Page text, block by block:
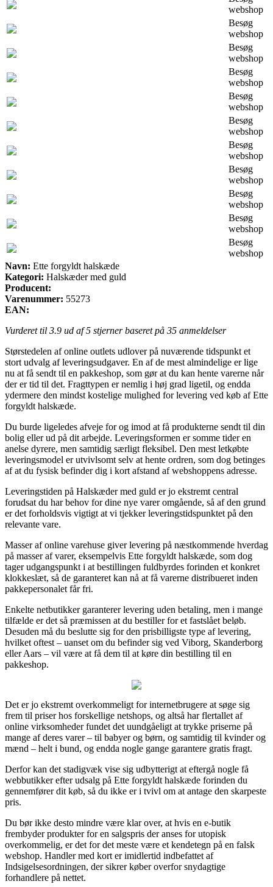
webshop
Besøg
webshop
Besøg
webshop
Besøg
webshop
Besøg
webshop
Besøg
webshop
Besøg
webshop
Besøg
webshop
Besøg
webshop
Besøg
webshop
Besøg
webshop
Navn: Ette forgyldt halskæde
Kategori: Halskæder med guld
Producent:
Varenummer: 55273
EAN:
Vurderet til 3.9 ud af 5 stjerner baseret på 35 anmeldelser
Størstedelen af online outlets udlover på nuværende tidspunkt et
stort udvalg af leveringsudgaver. En af de mest almindelige er lige
nu at få sendt til en pakkeshop, som gør at du kan hente varerne når
der er tid til det. Fragttypen er nemlig i høj grad ligetil, og endda
ydermere den mindst kostelige mulighed for levering ved køb af Ette
forgyldt halskæde.
Du burde ligeledes afveje for og imod at få produkterne sendt til din
bolig eller ud på dit arbejde. Leveringsformen er somme tider en
anelse dyrere, men samtidig særligt fleksibel. Den mest letkøbte
leveringsmodel er utvivlsomt selv at hente ordren, som dog betinges
af at du fysisk befinder dig i kort afstand af webshoppens adresse.
Leveringstiden på Halskæder med guld er jo ekstremt central
forudsat du har behov for dine nye varer omgående, så af den grund
er det forholdsvis vigtigt at vi tjekker leveringstidspunktet på den
relevante vare.
Masser af online varehuse giver levering på næstkommende hverdag
på masser af varer, eksempelvis Ette forgyldt halskæde, som dog
tager udgangspunkt i at bestillingen fuldbyrdes forinden et konkret
klokkeslæt, så de garanteret kan nå at få varerne distribueret inden
pakkepersonalet får fri.
Enkelte netbutikker garanterer levering uden betaling, men i mange
tilfælde er det så præmissen at du bestiller for et fastslået beløb.
Desuden må du beslutte sig for den prisbilligste type af levering,
hvilket oftest – uanset om du befinder sig ved Viborg, Skanderborg
eller Aars – vil være at få dem til at køre din bestilling til en
pakkeshop.
Det er jo ekstremt overkommeligt for internetbrugere at søge sig
frem til priser hos forskellige netshops, og altså har flertallet af
online virksomheder fundet det uundgåeligt at trykke priserne på
mange af deres varer – til babyer og børn, og samtidig til kvinder og
mænd – helt i bund, og endda nogle gange garantere gratis fragt.
Derfor kan det stadigvæk vise sig udbytterigt at eftergå nogle få
webbutikker efter udsalg på Ette forgyldt halskæde forinden du
gennemfører dit køb, så du ikke er i tvivl om at antage den skarpeste
pris.
Du bør ikke desto mindre være klar over, at hvis en e-butik
frembyder produkter for en salgspris der anses for utopisk
overkommelig, er det for det meste være et kendetegn på en falsk
webshop. Handler med kort er imidlertid indbefattet af
Indsigelsesordningen, der sikrer køber overfor snydagtige
forhandlere på nettet.